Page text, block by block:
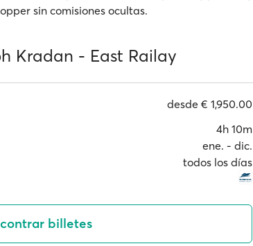
sin comisiones ocultas.
Kradan - East Railay
desde € 1,950.00
4h 10m
ene. ‐ dic.
todos los días
billetes